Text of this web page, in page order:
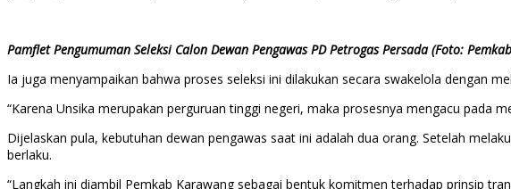
Pamflet Pengumuman Seleksi Calon Dewan Pengawas PD Petrogas Persada (Foto:
Ia juga menyampaikan bahwa proses seleksi ini dilakukan secara swakelola dengan
“Karena Unsika merupakan perguruan tinggi negeri, maka prosesnya mengacu pada
Dijelaskan pula, kebutuhan dewan pengawas saat ini adalah dua orang. Setelah
berlaku.
“Langkah ini diambil Pemkab Karawang sebagai bentuk komitmen terhadap prinsip